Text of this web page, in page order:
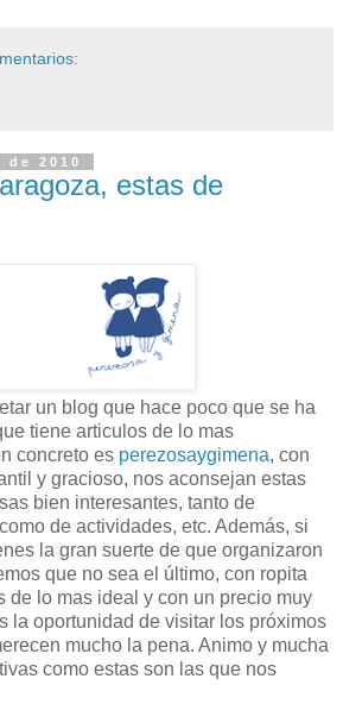
2010
estas de
un blog que hace poco que se ha
tiene articulos de lo mas
concreto es perezosaygimena, con
y gracioso, nos aconsejan estas
bien interesantes, tanto de
de actividades, etc. Además, si
la gran suerte de que organizaron
que no sea el último, con ropita
de lo mas ideal y con un precio muy
la oportunidad de visitar los próximos
mucho la pena. Animo y mucha
como estas son las que nos